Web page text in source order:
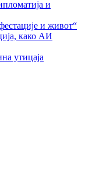
и
и живот“
како АИ
утицаја